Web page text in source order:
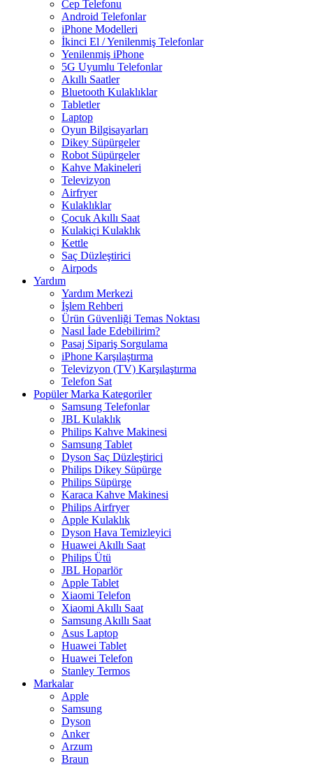
Cep Telefonu
Android Telefonlar
iPhone Modelleri
İkinci El / Yenilenmiş Telefonlar
Yenilenmiş iPhone
5G Uyumlu Telefonlar
Akıllı Saatler
Bluetooth Kulaklıklar
Tabletler
Laptop
Oyun Bilgisayarları
Dikey Süpürgeler
Robot Süpürgeler
Kahve Makineleri
Televizyon
Airfryer
Kulaklıklar
Çocuk Akıllı Saat
Kulakiçi Kulaklık
Kettle
Saç Düzleştirici
Airpods
Yardım
Yardım Merkezi
İşlem Rehberi
Ürün Güvenliği Temas Noktası
Nasıl İade Edebilirim?
Pasaj Sipariş Sorgulama
iPhone Karşılaştırma
Televizyon (TV) Karşılaştırma
Telefon Sat
Popüler Marka Kategoriler
Samsung Telefonlar
JBL Kulaklık
Philips Kahve Makinesi
Samsung Tablet
Dyson Saç Düzleştirici
Philips Dikey Süpürge
Philips Süpürge
Karaca Kahve Makinesi
Philips Airfryer
Apple Kulaklık
Dyson Hava Temizleyici
Huawei Akıllı Saat
Philips Ütü
JBL Hoparlör
Apple Tablet
Xiaomi Telefon
Xiaomi Akıllı Saat
Samsung Akıllı Saat
Asus Laptop
Huawei Tablet
Huawei Telefon
Stanley Termos
Markalar
Apple
Samsung
Dyson
Anker
Arzum
Braun